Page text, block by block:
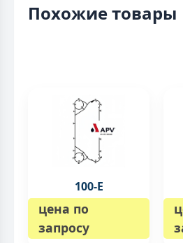
Похожие товары
100-E
цена по
запросу